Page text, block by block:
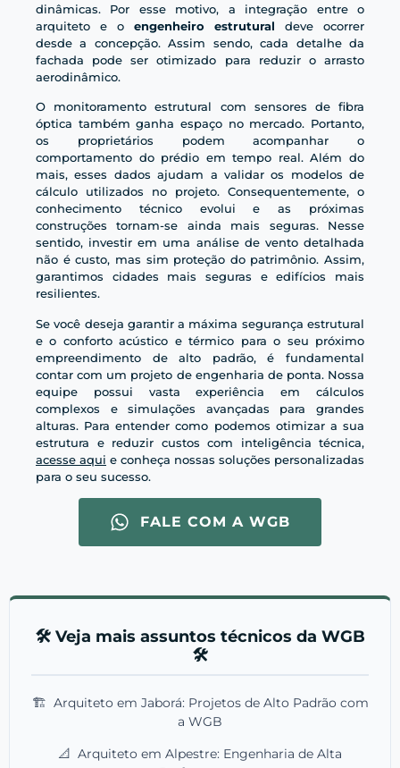
dinâmicas. Por esse motivo, a integração entre o
arquiteto e o engenheiro estrutural deve ocorrer
desde a concepção. Assim sendo, cada detalhe da
fachada pode ser otimizado para reduzir o arrasto
aerodinâmico.
O monitoramento estrutural com sensores de fibra
óptica também ganha espaço no mercado. Portanto,
os proprietários podem acompanhar o
comportamento do prédio em tempo real. Além do
mais, esses dados ajudam a validar os modelos de
cálculo utilizados no projeto. Consequentemente, o
conhecimento técnico evolui e as próximas
construções tornam-se ainda mais seguras. Nesse
sentido, investir em uma análise de vento detalhada
não é custo, mas sim proteção do patrimônio. Assim,
garantimos cidades mais seguras e edifícios mais
resilientes.
Se você deseja garantir a máxima segurança estrutural
e o conforto acústico e térmico para o seu próximo
empreendimento de alto padrão, é fundamental
contar com um projeto de engenharia de ponta. Nossa
equipe possui vasta experiência em cálculos
complexos e simulações avançadas para grandes
alturas. Para entender como podemos otimizar a sua
estrutura e reduzir custos com inteligência técnica,
acesse aqui e conheça nossas soluções personalizadas
para o seu sucesso.
FALE COM A WGB
🛠️ Veja mais assuntos técnicos da WGB
🛠️
🏗️ Arquiteto em Jaborá: Projetos de Alto Padrão com
a WGB
📐 Arquiteto em Alpestre: Engenharia de Alta